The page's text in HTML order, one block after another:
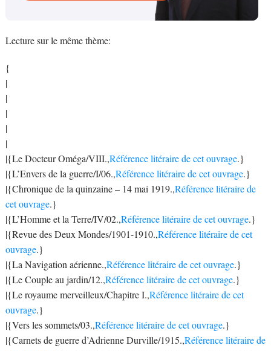
Lecture sur le même thème:
{
|
|
|
|
|
|{Le Docteur Oméga/VIII.,Référence litéraire de cet ouvrage.}
|{L’Envers de la guerre/I/06.,Référence litéraire de cet ouvrage.}
|{Chronique de la quinzaine – 14 mai 1919.,Référence litéraire de
cet ouvrage.}
|{L’Homme et la Terre/IV/02.,Référence litéraire de cet ouvrage.}
|{Revue des Deux Mondes/1901-1910.,Référence litéraire de cet
ouvrage.}
|{La Navigation aérienne.,Référence litéraire de cet ouvrage.}
|{Le Couple au jardin/12.,Référence litéraire de cet ouvrage.}
|{Le royaume merveilleux/Chapitre I.,Référence litéraire de cet
ouvrage.}
|{Vers les sommets/03.,Référence litéraire de cet ouvrage.}
|{Carnets de guerre d’Adrienne Durville/1915.,Référence litéraire de